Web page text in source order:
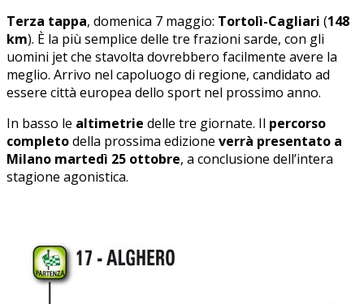
Terza tappa, domenica 7 maggio: Tortolì-Cagliari (148
km). È la più semplice delle tre frazioni sarde, con gli
uomini jet che stavolta dovrebbero facilmente avere la
meglio. Arrivo nel capoluogo di regione, candidato ad
essere città europea dello sport nel prossimo anno.
In basso le altimetrie delle tre giornate. Il percorso
completodella prossima edizione verrà presentato a
Milano martedì 25 ottobre, a conclusione dell’intera
stagione agonistica.